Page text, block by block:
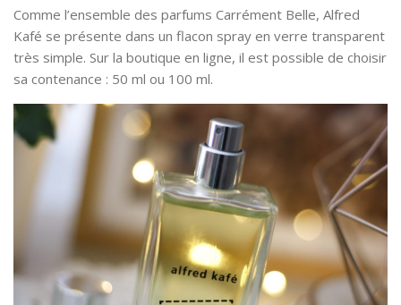
Comme l’ensemble des parfums Carrément Belle, Alfred
Kafé se présente dans un flacon spray en verre transparent
très simple. Sur la boutique en ligne, il est possible de choisir
sa contenance : 50 ml ou 100 ml.